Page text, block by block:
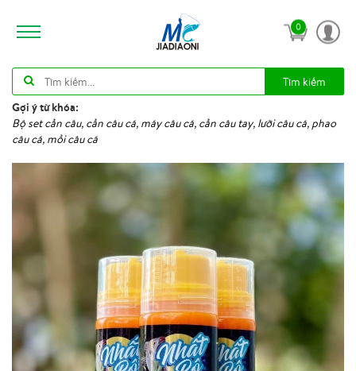
0
Tìm kiếm
Gợi ý từ khóa:
Bộ set cần câu, cần câu cá, máy câu cá, cần câu tay, lưỡi câu cá, phao
câu cá, mồi câu cá